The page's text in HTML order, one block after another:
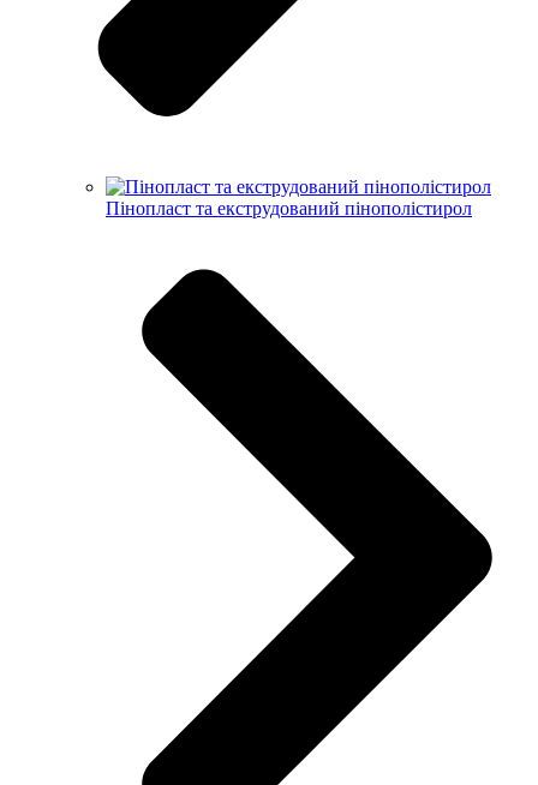
Пінопласт та екструдований пінополістирол